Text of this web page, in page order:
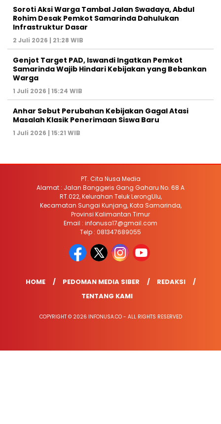
Soroti Aksi Warga Tambal Jalan Swadaya, Abdul
Rohim Desak Pemkot Samarinda Dahulukan
Infrastruktur Dasar
2 Juli 2026 | 21:28 WIB
Genjot Target PAD, Iswandi Ingatkan Pemkot
Samarinda Wajib Hindari Kebijakan yang Bebankan
Warga
1 Juli 2026 | 15:24 WIB
Anhar Sebut Perubahan Kebijakan Gagal Atasi
Masalah Klasik Penerimaan Siswa Baru
1 Juli 2026 | 15:21 WIB
PT. Cita Nusa Media
Alamat : Jalan Banggeris Gang Gaharu No. 68 A
RT.022, Kelurahan Teluk LerongUlu,
Kecamatan Sungai Kunjang, Kota Samarinda,
Provinsi Kalimantan Timur
Email : infonusa17@gmail.com
Telp : 081347689055
HOME PEDOMAN MEDIA SIBER
REDAKSI
TENTANG KAMI
COPYRIGHT © 2026 INFONUSA.CO - ALL RIGHTS RESERVED